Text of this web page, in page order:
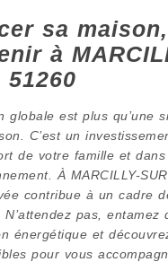
sa
à
51260
globale est plus qu’une
C’est un
de votre famille et
À MARCILLY-
contribue à un cadre
pas, entamez
énergétique et
pour vous